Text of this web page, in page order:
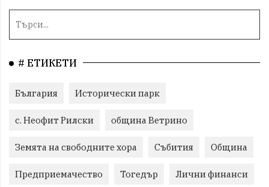
# ЕТИКЕТИ
България Исторически парк
с. Неофит Рилски община Ветрино
Земята на свободните хора Събития Община
Предприемачество Тогедър Лични финанси